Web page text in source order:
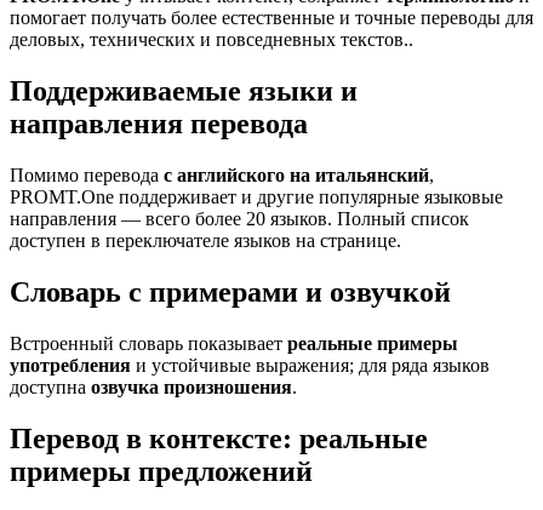
помогает получать более естественные и точные переводы для
деловых, технических и повседневных текстов..
Поддерживаемые языки и
направления перевода
Помимо перевода с английского на итальянский,
PROMT.One поддерживает и другие популярные языковые
направления — всего более 20 языков. Полный список
доступен в переключателе языков на странице.
Словарь с примерами и озвучкой
Встроенный словарь показывает реальные примеры
употребления и устойчивые выражения; для ряда языков
доступна озвучка произношения.
Перевод в контексте: реальные
примеры предложений